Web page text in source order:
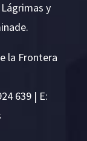
y
la Frontera
639 | E: